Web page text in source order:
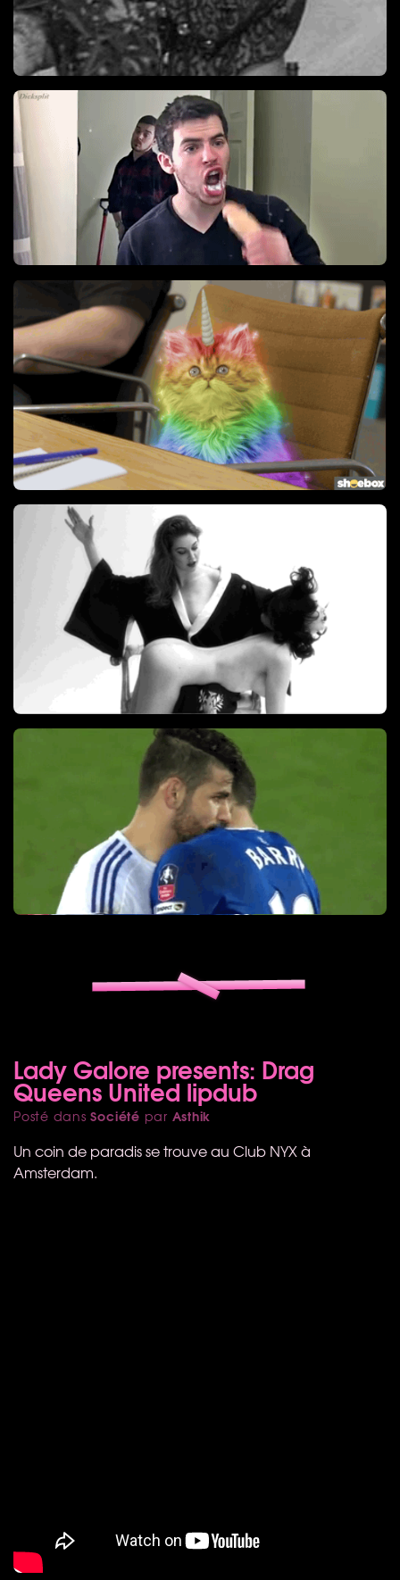
Lady Galore presents: Drag
Queens United lipdub
Posté dansSociété par Asthik
Un coin de paradis se trouve au Club NYXà
Amsterdam.